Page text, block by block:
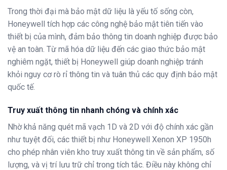
Trong thời đại mà bảo mật dữ liệu là yếu tố sống còn,
Honeywell tích hợp các công nghệ bảo mật tiên tiến vào
thiết bị của mình, đảm bảo thông tin doanh nghiệp được bảo
vệ an toàn. Từ mã hóa dữ liệu đến các giao thức bảo mật
nghiêm ngặt, thiết bị Honeywell giúp doanh nghiệp tránh
khỏi nguy cơ rò rỉ thông tin và tuân thủ các quy định bảo mật
quốc tế.
Truy xuất thông tin nhanh chóng và chính xác
Nhờ khả năng quét mã vạch 1D và 2D với độ chính xác gần
như tuyệt đối, các thiết bị như Honeywell Xenon XP 1950h
cho phép nhân viên kho truy xuất thông tin về sản phẩm, số
lượng, và vị trí lưu trữ chỉ trong tích tắc. Điều này không chỉ